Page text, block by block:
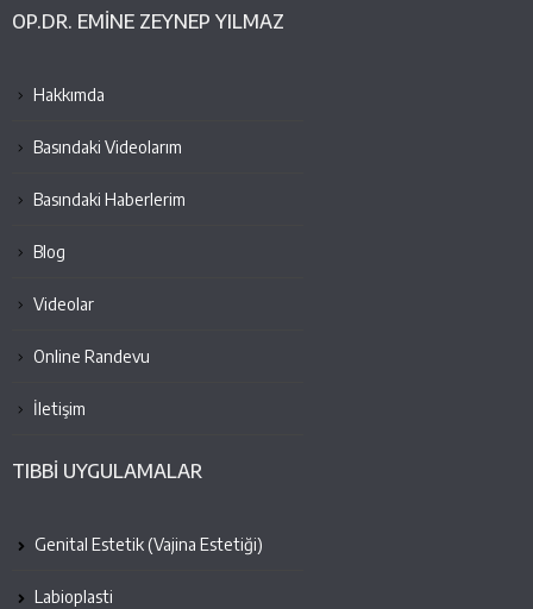
OP.DR. EMINE ZEYNEP YILMAZ
Hakkımda
Basındaki Videolarım
Basındaki Haberlerim
Blog
Videolar
Online Randevu
İletişim
TIBBİ UYGULAMALAR
Genital Estetik (Vajina Estetiği)
Labioplasti